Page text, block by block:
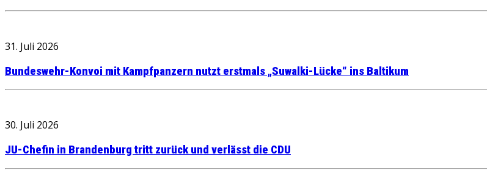
31. Juli 2026
Bundeswehr-Konvoi mit Kampfpanzern nutzt erstmals „Suwalki-Lücke“ ins Baltikum
30. Juli 2026
JU-Chefin in Brandenburg tritt zurück und verlässt die CDU